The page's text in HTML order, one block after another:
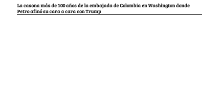
La casona más de 100 años de la embajada de Colombia en Washington donde
Petro afinó su cara a cara con Trump